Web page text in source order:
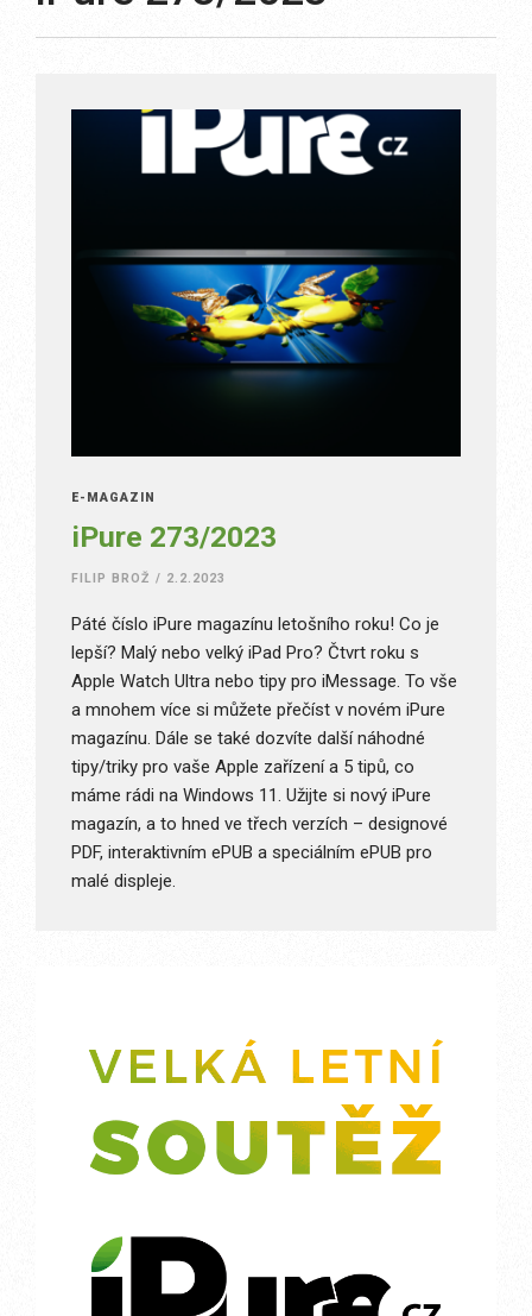
E-MAGAZÍN
iPure 273/2023
FILIP BROŽ / 2.2.2023
Páté číslo iPure magazínu letošního roku! Co je
lepší? Malý nebo velký iPad Pro? Čtvrt roku s
Apple Watch Ultra nebo tipy pro iMessage. To vše
a mnohem více si můžete přečíst v novém iPure
magazínu. Dále se také dozvíte další náhodné
tipy/triky pro vaše Apple zařízení a 5 tipů, co
máme rádi na Windows 11. Užijte si nový iPure
magazín, a to hned ve třech verzích – designové
PDF, interaktivním ePUB a speciálním ePUB pro
malé displeje.